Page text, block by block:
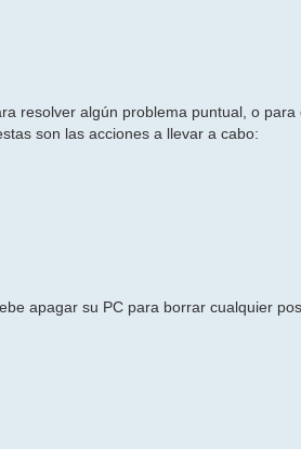
resolver algún problema puntual, o para
son las acciones a llevar a cabo:
apagar su PC para borrar cualquier